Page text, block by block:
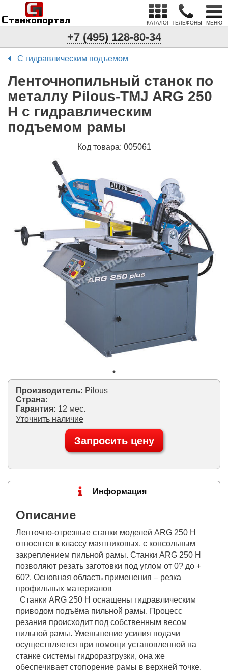
Станкопортал
п
С
КАТАЛОГ ТЕЛЕФОНЫ МЕНЮ
+7 (495) 128-80-34
С гидравлическим подъемом
Ленточнопильный станок по
металлу Pilous-TMJ ARG 250
H с гидравлическим
подъемом рамы
Код товара: 005061
Производитель: Pilous
Страна:
Гарантия: 12 мес.
Уточнить наличие
Запросить цену
Информация
Описание
Ленточно-отрезные станки моделей ARG 250 Н
относятся к классу маятниковых, с консольным
закреплением пильной рамы. Станки ARG 250 Н
позволяют резать заготовки под углом от 0? до +
60?. Основная область применения – резка
профильных материалов
Станки ARG 250 H оснащены гидравлическим
приводом подъёма пильной рамы. Процесс
резания происходит под собственным весом
пильной рамы. Уменьшение усилия подачи
осуществляется при помощи установленной на
станке системы гидроразгрузки, она же
обеспечивает стопорение рамы в верхней точке.